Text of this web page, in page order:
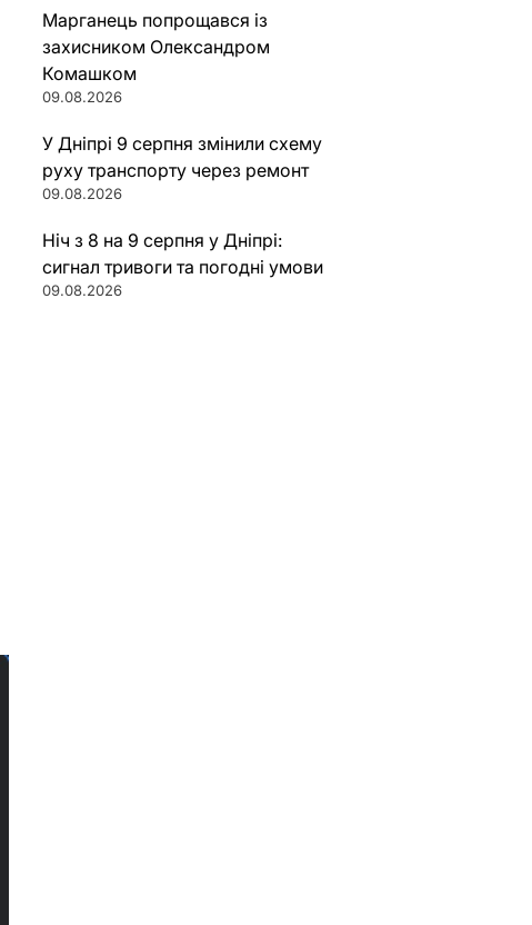
Марганець попрощався із
захисником Олександром
Комашком
09.08.2026
У Дніпрі 9 серпня змінили схему
руху транспорту через ремонт
09.08.2026
Ніч з 8 на 9 серпня у Дніпрі:
сигнал тривоги та погодні умови
09.08.2026